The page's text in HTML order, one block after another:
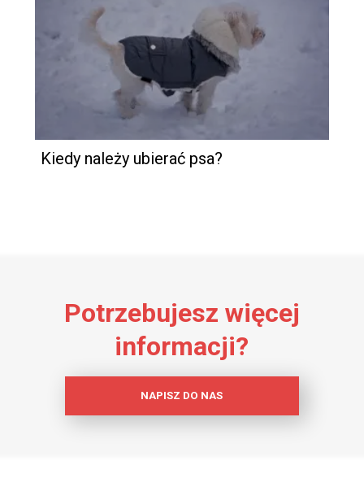
Kiedy należy ubierać psa?
Potrzebujesz więcej
informacji?
NAPISZ DO NAS